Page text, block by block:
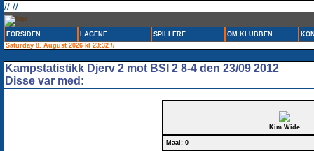
// //
FORSIDEN LAGENE SPILLERE OM KLUBBEN
Saturday 8. August 2026 kl 23:32 //
Kampstatistikk Djerv 2 mot BSI 2 8-4 den 23/09 2012
Disse var med:
Kim Wide
Maal: 0